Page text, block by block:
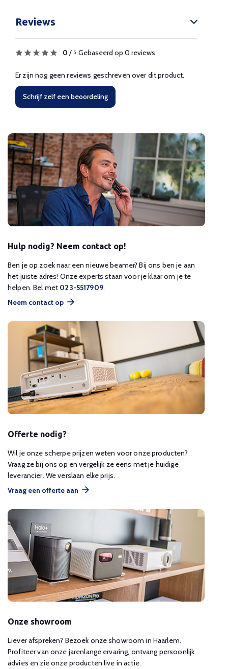
Reviews
0 / 5 Gebaseerd op 0 reviews
Er zijn nog geen reviews geschreven over dit product.
Schrijf zelf een beoordeling
Hulp nodig? Neem contact op!
Ben je op zoek naar een nieuwe beamer? Bij ons ben je aan
het juiste adres! Onze experts staan voor je klaar om je te
helpen. Bel met 023-5517909.
Neem contact op
Offerte nodig?
Wil je onze scherpe prijzen weten voor onze producten?
Vraag ze bij ons op en vergelijk ze eens met je huidige
leverancier. We verslaan elke prijs.
Vraag een offerte aan
Onze showroom
Liever afspreken? Bezoek onze showroom in Haarlem.
Profiteer van onze jarenlange ervaring, ontvang persoonlijk
advies en zie onze producten live in actie.